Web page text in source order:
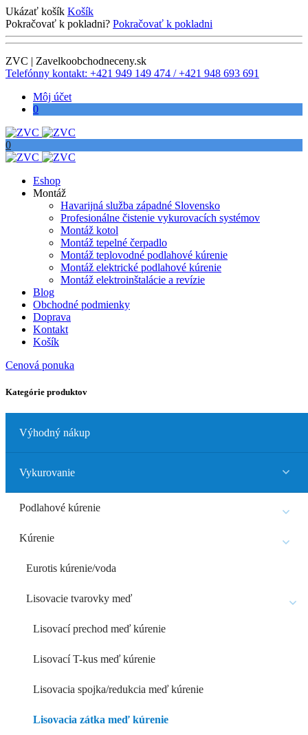
Ukázať košík Košík
Pokračovať k pokladni? Pokračovať k pokladni
ZVC | Zavelkoobchodneceny.sk
Telefónny kontakt: +421 949 149 474 / +421 948 693 691
Môj účet
0
0
Eshop
Montáž
Havarijná služba západné Slovensko
Profesionálne čistenie vykurovacích systémov
Montáž kotol
Montáž tepelné čerpadlo
Montáž teplovodné podlahové kúrenie
Montáž elektrické podlahové kúrenie
Montáž elektroinštalácie a revízie
Blog
Obchodné podmienky
Doprava
Kontakt
Košík
Cenová ponuka
Kategórie produktov
Výhodný nákup
Vykurovanie
Podlahové kúrenie
Kúrenie
Eurotis kúrenie/voda
Lisovacie tvarovky meď
Lisovací prechod meď kúrenie
Lisovací T-kus meď kúrenie
Lisovacia spojka/redukcia meď kúrenie
Lisovacia zátka meď kúrenie